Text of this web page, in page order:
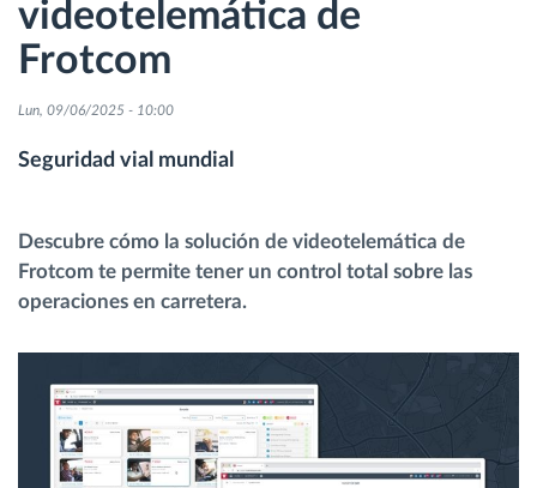
Seguimiento del tiempo de conducción
Gestión de plantilla
Gestión de combustible
Identificación automática del conductor
Descubrir todas las características
videotelemática de
Frotcom
Lun, 09/06/2025 - 10:00
Seguridad vial mundial
Descubre cómo la solución de videotelemática de
Frotcom te permite tener un control total sobre las
operaciones en carretera.